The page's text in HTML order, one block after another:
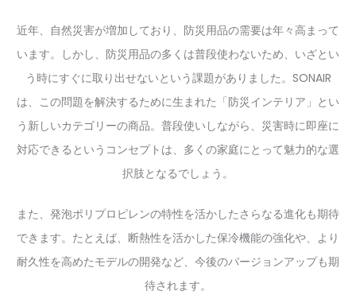
近年、自然災害が増加しており、防災用品の需要は年々高まって
います。しかし、防災用品の多くは普段使わないため、いざとい
う時にすぐに取り出せないという課題がありました。SONAIR
は、この問題を解決するために生まれた「防災インテリア」とい
う新しいカテゴリーの商品。普段使いしながら、災害時に即座に
対応できるというコンセプトは、多くの家庭にとって魅力的な選
択肢となるでしょう。
また、発泡ポリプロピレンの特性を活かしたさらなる進化も期待
できます。たとえば、断熱性を活かした保冷機能の強化や、より
耐久性を高めたモデルの開発など、今後のバージョンアップも期
待されます。